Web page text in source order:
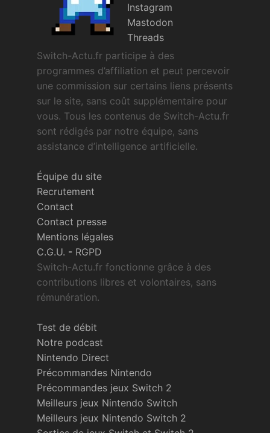
Instagram
Mastodon
Threads
Switch-Actu.fr participe à des
programmes d’affiliation et peut percevoir
une commission sur certains liens présents
sur le site, sans coût supplémentaire pour
vous. Tous les contenus de Switch-Actu.fr
sont rédigés par notre équipe, sans
assistance d’intelligence artificielle.
Équipe du site
Recrutement
Contact
Contact presse
Mentions légales
C.G.U. - RGPD
Switch-Actu.fr fonctionne grâce à des
contributions libres et volontaires, sans
rémunération.
Test de débit
Notre podcast
Nintendo Direct
Précommandes Nintendo
Précommandes jeux Switch 2
Meilleurs jeux Nintendo Switch
Meilleurs jeux Nintendo Switch 2